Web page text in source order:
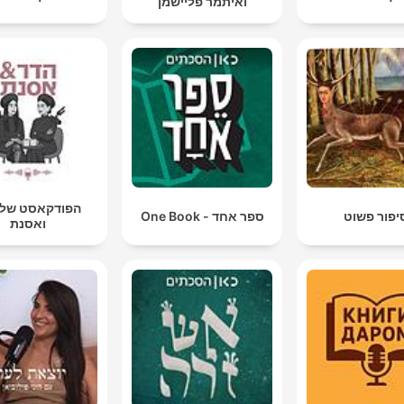
פשוט ספר אחד - One Book
הפודקאסט
ואסנת